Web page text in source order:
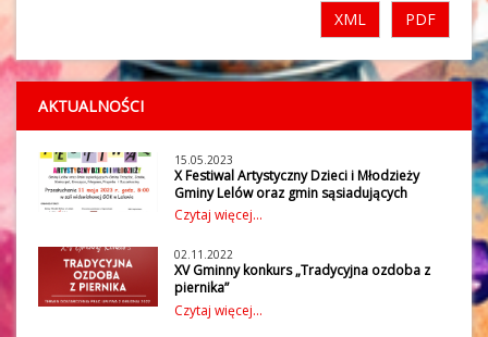
PDF
XML
AKTUALNOŚCI
15.05.2023
X Festiwal Artystyczny Dzieci i Młodzieży
Gminy Lelów oraz gmin sąsiadujących
W czwartek 11 maja 2023 r. w Gminnym
Festiwal Artystyczny Dzieci i Młodzieży
Gminy Lelów oraz gmin sąsiadujących:
Gminy Irządze, Janów, Koniecpol,
Kroczyce, Niegowa, Przyrów i
Czytaj więcej...
02.11.2022
XV Gminny konkurs „Tradycyjna ozdoba z
piernika”
Gminny Ośrodek Kultury w Lelowie wraz z
wójtem Gminy Lelów już po raz XV
Czytaj więcej...